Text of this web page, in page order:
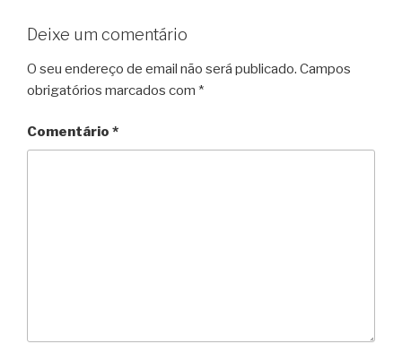
Deixe um comentário
O seu endereço de email não será publicado. Campos
obrigatórios marcados com *
Comentário *